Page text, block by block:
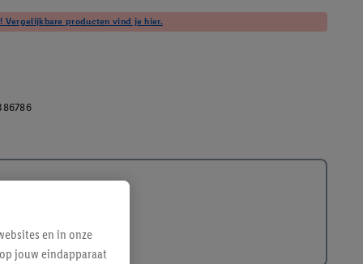
Vergelijkbare producten vind je hier.
en in onze
jouw eindapparaat